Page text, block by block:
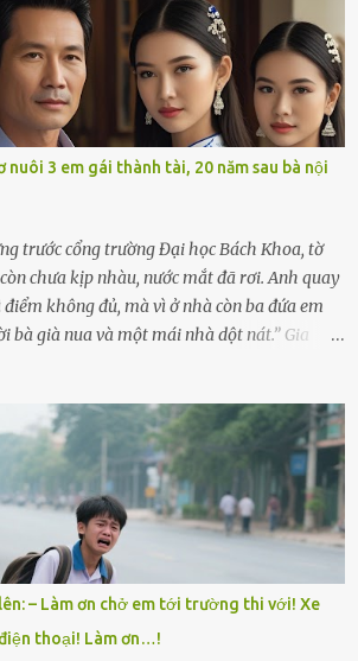
vẻ. Ông chuẩn bị hành lý cho chuyến đi biển
Thảo. “Em ở nhà nghỉ ngơi nhé, anh đưa
nó được ngắm sóng, nghịch cát. Về chắc nó
tuần không hết chuyện.” – Ông Minh cười
nhìn chồng và con gái ríu rít chuẩn bị mà
vốn ít có dịp đi xa vì còn bận buôn bán ở chợ,
ở nhà. Thảo ôm chầm lấy mẹ trước khi đi:
vỏ sò cho mẹ nhé!” Chiếc xe khách lăn
3 em gái thành tài, 20 năm sau bà nội
trước cổng trường Đại học Bách Khoa, tờ
chưa kịp nhàu, nước mắt đã rơi. Anh quay
không đủ, mà vì ở nhà còn ba đứa em
bà già nua và một mái nhà dột nát.” Gia
đổ dồn lên đôi vai gầy guộc của bà nội –
cậu con trai cả là Trí, lúc đó mới chỉ 17 tuổi.
huyện, học lớp 12 nhưng đã biết làm ruộng,
từ 4h sáng rồi lại tất tả về đi học. Người
bảo: “Thằng Trí học giỏi mà hiền, sau này
Trí có ba cô em gái: Mai, Lan và Hương – ba
sống, mong tụi nhỏ sau này như hoa mai nở
hoa có đẹp mấy cũng cần đất màu, mà nhà
khốn khó. Năm đó, Trí đỗ Đại học Bách
– Làm ơn chở em tới trường thi với! Xe
thoại! Làm ơn…!